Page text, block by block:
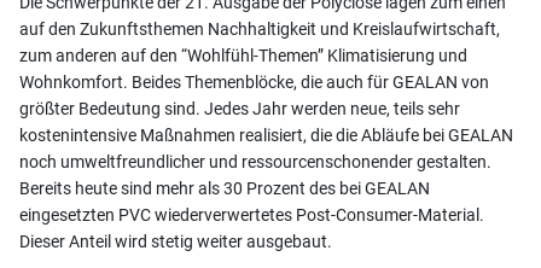
auf den Zukunftsthemen Nachhaltigkeit und Kreislaufwirtschaft,
zum anderen auf den “Wohlfühl-Themen” Klimatisierung und
Wohnkomfort. Beides Themenblöcke, die auch für GEALAN von
größter Bedeutung sind. Jedes Jahr werden neue, teils sehr
kostenintensive Maßnahmen realisiert, die die Abläufe bei GEALAN
noch umweltfreundlicher und ressourcenschonender gestalten.
Bereits heute sind mehr als 30 Prozent des bei GEALAN
eingesetzten PVC wiederverwertetes Post-Consumer-Material.
Dieser Anteil wird stetig weiter ausgebaut.